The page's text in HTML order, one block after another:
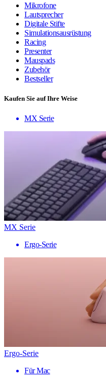
Mikrofone
Lautsprecher
Digitale Stifte
Simulationsausrüstung
Racing
Presenter
Mauspads
Zubehör
Bestseller
Kaufen Sie auf Ihre Weise
MX Serie
MX Serie
Ergo-Serie
Ergo-Serie
Für Mac